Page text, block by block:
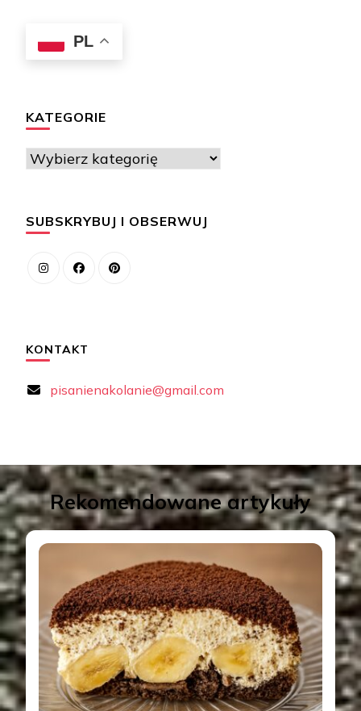
PL
KATEGORIE
Kategorie
SUBSKRYBUJ I OBSERWUJ
KONTAKT
pisanienakolanie@gmail.com
Rekomendowane artykuły